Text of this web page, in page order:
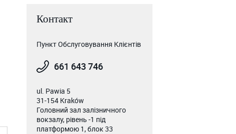
Контакт
Пункт Обслуговування Клієнтів
661 643 746
ul. Pawia 5
31-154 Kraków
Головний зал залізничного
вокзалу, рівень -1 під
платформою 1, блок 33